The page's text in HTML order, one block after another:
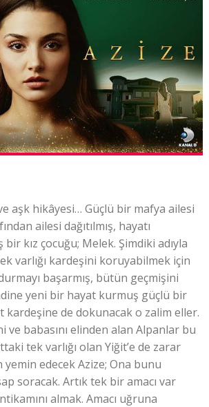
aşk hikâyesi… Güçlü bir mafya ailesi
ailesi dağıtılmış, hayatı
kız çocuğu; Melek. Şimdiki adıyla
varlığı kardeşini koruyabilmek için
başarmış, bütün geçmişini
yeni bir hayat kurmuş güçlü bir
kardeşine de dokunacak o zalim eller.
ve babasını elinden alan Alpanlar bu
tek varlığı olan Yiğit’e de zarar
edecek Azize; Ona bunu
soracak. Artık tek bir amacı var
almak. Amacı uğruna